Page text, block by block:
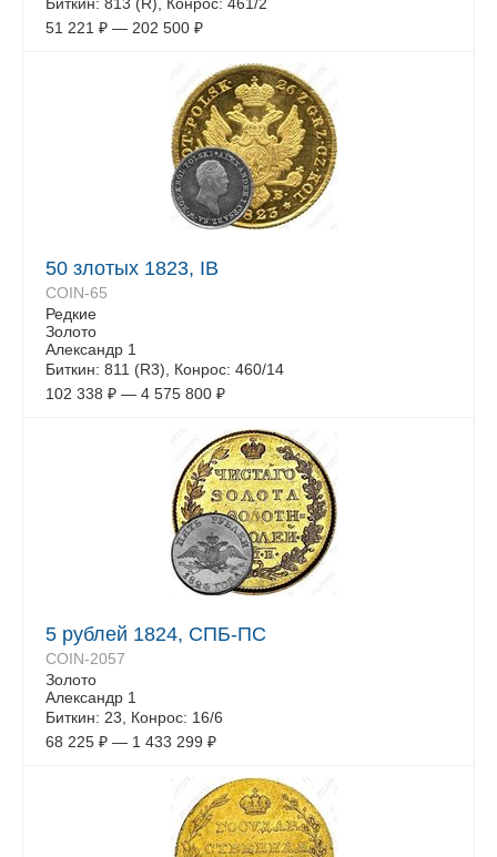
51 221 ₽ — 202 500 ₽
50 злотых 1823, IB
COIN-65
Редкие
Золото
Александр 1
Биткин: 811 (R3), Конрос: 460/14
102 338 ₽ — 4 575 800 ₽
5 рублей 1824, СПБ-ПС
COIN-2057
Золото
Александр 1
Биткин: 23, Конрос: 16/6
68 225 ₽ — 1 433 299 ₽